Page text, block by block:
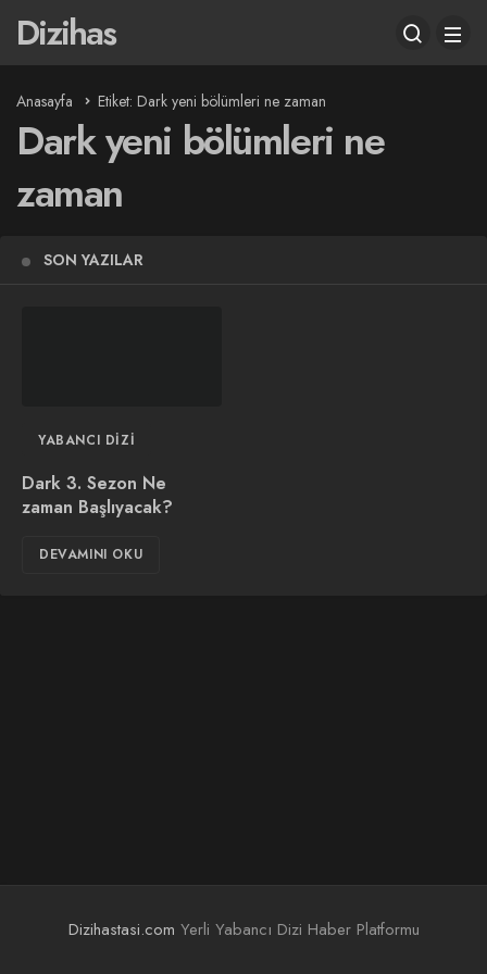
Dizihas
Anasayfa Etiket: Dark yeni bölümleri ne zaman
Dark yeni bölümleri ne
zaman
SON YAZILAR
YABANCI DIZI
Dark 3. Sezon Ne
zaman Başlıyacak?
DEVAMINI OKU
Dizihastasi.com Yerli Yabancı Dizi Haber Platformu